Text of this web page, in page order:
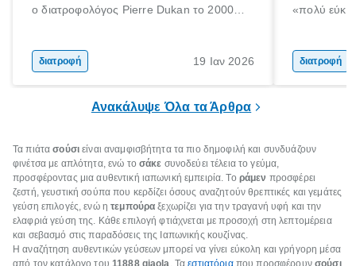
ο διατροφολόγος Pierre Dukan το 2000
δημητριακά ολικής άλεσης, άφθονο νερό,
και ένας ημερήσιος περίπατος 20 λεπτών
διατροφή 19 Ιαν 2026
«πολύ
ακόμα
γιατί θα
διατροφή
Ανακάλυψε Όλα τα Άρθρα
Τα πιάτασούσιείναι αναμφισβήτητα τα πιο δημοφιλή και συνδυάζουν
φινέτσα με απλότητα, ενώ το σάκε συνοδεύει τέλεια το γεύμα,
προσφέροντας μια αυθεντική ιαπωνική εμπειρία. Το ράμεν προσφέρει
ζεστή, γευστική σούπα που κερδίζει όσους αναζητούν θρεπτικές και γεμάτες
γεύση επιλογές, ενώ ητεμπούρα ξεχωρίζει για την τραγανή υφή και την
ελαφριά γεύση της. Κάθε επιλογή φτιάχνεται με προσοχή στη λεπτομέρεια
και σεβασμό στις παραδόσεις της Ιαπωνικής κουζίνας.
Η αναζήτηση αυθεντικών γεύσεων μπορεί να γίνει εύκολη και γρήγορη μέσα
από τον κατάλογο του 11888 giaola. Ταεστιατόριαπου προσφέρουν σούσι